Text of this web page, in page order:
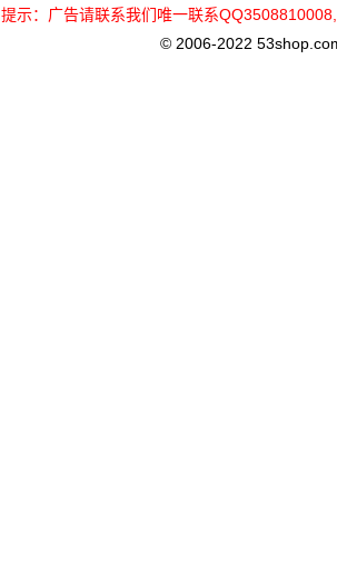
提示：广告请联系我们唯一联系
© 2006-2022